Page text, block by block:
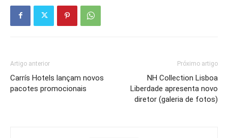
Artigo anterior
Carrís Hotels lançam novos
pacotes promocionais
Próximo artigo
NH Collection Lisboa
Liberdade apresenta novo
diretor (galeria de fotos)